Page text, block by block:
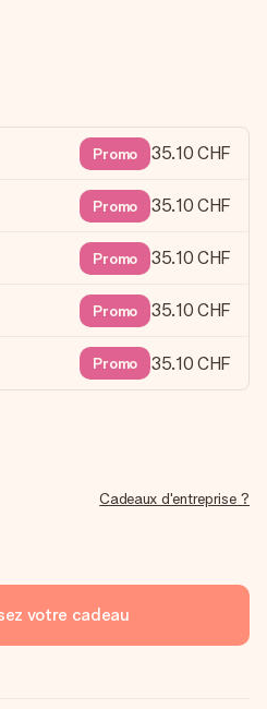
Promo 35.10 CHF
Promo 35.10 CHF
Promo 35.10 CHF
Promo 35.10 CHF
Promo 35.10 CHF
Cadeaux d'entreprise ?
votre cadeau